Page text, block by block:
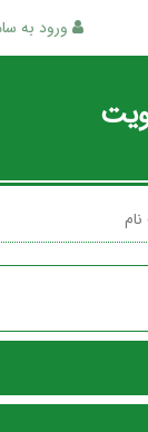
ورود به